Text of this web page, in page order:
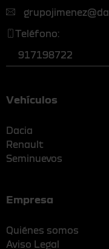
Teléfono:
917198722
Vehículos
Dacia
Renault
Seminuevos
Empresa
Quiénes somos
Aviso Legal